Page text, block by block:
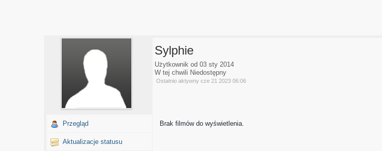
Przegląd
Aktualizacje statusu
Sylphie
Użytkownik od 03 sty 2014
W tej chwili Niedostępny
Ostatnio aktywny cze 21 2023 06:06
Brak filmów do wyświetlenia.